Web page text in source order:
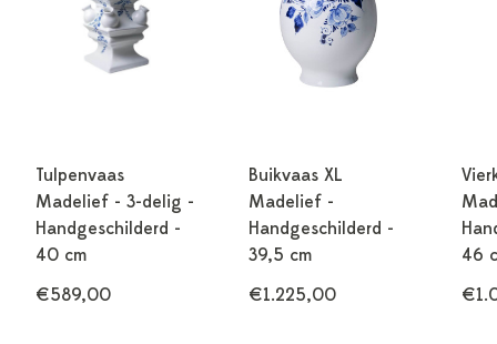
Tulpenvaas
Madelief - 3-delig -
Handgeschilderd -
40 cm
€589,00
Buikvaas XL
Madelief -
Handgeschilderd -
39,5 cm
€1.225,00
46